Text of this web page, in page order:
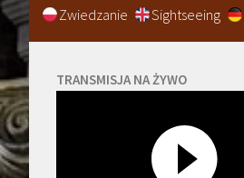
Zwiedzanie Sightseeing
TRANSMISJA NA ŻYWO